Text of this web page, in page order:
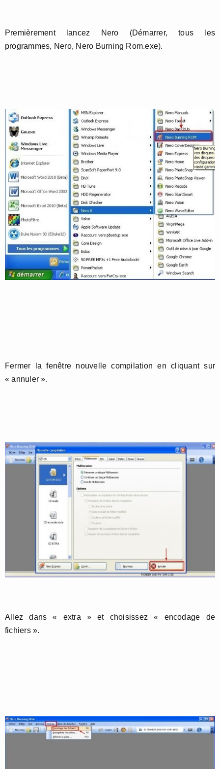
Premièrement lancez Nero (Démarrer, tous les
programmes, Nero, Nero Burning Rom.exe).
Fermer la fenêtre nouvelle compilation en cliquant sur
« annuler ».
Allez dans « extra » et choisissez « encodage de
fichiers ».